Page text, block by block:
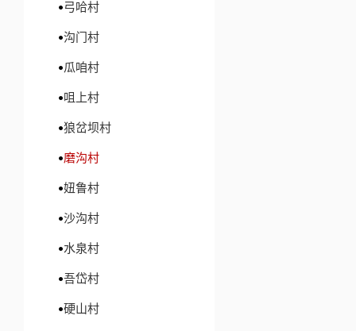
弓哈村
沟门村
瓜咱村
咀上村
狼岔坝村
磨沟村
妞鲁村
沙沟村
水泉村
吾岱村
硬山村